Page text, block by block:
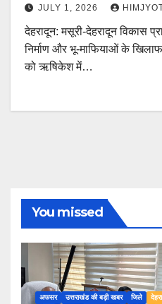
JULY 1, 2026
देहरादून: मसूरी-देहरादून विकास
निर्माण और भू-माफियाओं के
को ऋषिकेश में…
You missed
अफसर उत्तराखंड की बड़ी खबर जिले